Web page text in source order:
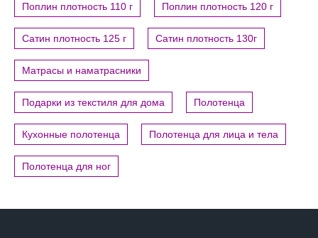
Поплин плотность 110 г Поплин плотность 120 г
Сатин плотность 125 г Сатин плотность 130г
Матрасы и наматрасники
Подарки из текстиля для дома Полотенца
Кухонные полотенца Полотенца для лица и тела
Полотенца для ног